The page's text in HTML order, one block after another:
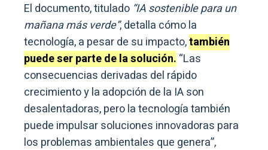
El documento, titulado “IA sostenible para un
mañana más verde”, detalla cómo la
tecnología, a pesar de su impacto,también
puede ser parte de la solución. “Las
consecuencias derivadas del rápido
crecimiento y la adopción de la IA son
desalentadoras, pero la tecnología también
puede impulsar soluciones innovadoras para
los problemas ambientales que genera”,